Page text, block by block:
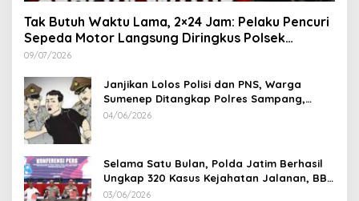
Tak Butuh Waktu Lama, 2×24 Jam: Pelaku Pencuri
Sepeda Motor Langsung Diringkus Polsek
Lenteng di Wilayah Manding
09/07/2026
Janjikan Lolos Polisi dan PNS, Warga
Sumenep Ditangkap Polres Sampang,
Korban Rugi Rp 600 juta
04/06/2026
Selama Satu Bulan, Polda Jatim Berhasil
Ungkap 320 Kasus Kejahatan Jalanan, BB
100 Sepeda Motor dan 12 Mobil Diamankan
03/06/2026